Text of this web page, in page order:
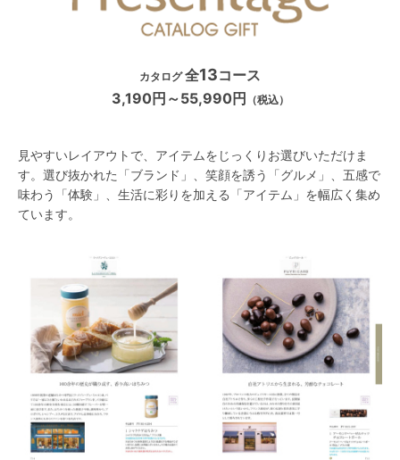
カタログ全13コース
3,190円～55,990円 （税込）
見やすいレイアウトで、アイテムをじっくりお選びいただけま
す。選び抜かれた「ブランド」、笑顔を誘う「グルメ」、五感で
味わう「体験」、生活に彩りを加える「アイテム」を幅広く集め
ています。